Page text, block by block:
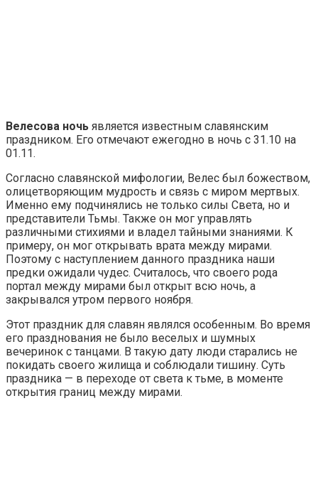
Велесова ночь является известным славянским
праздником. Его отмечают ежегодно в ночь с 31.10 на
01.11.
Согласно славянской мифологии, Велес был божеством,
олицетворяющим мудрость и связь с миром мертвых.
Именно ему подчинялись не только силы Света, но и
представители Тьмы. Также он мог управлять
различными стихиями и владел тайными знаниями. К
примеру, он мог открывать врата между мирами.
Поэтому с наступлением данного праздника наши
предки ожидали чудес. Считалось, что своего рода
портал между мирами был открыт всю ночь, а
закрывался утром первого ноября.
Этот праздник для славян являлся особенным. Во время
его празднования не было веселых и шумных
вечеринок с танцами. В такую дату люди старались не
покидать своего жилища и соблюдали тишину. Суть
праздника — в переходе от света к тьме, в моменте
открытия границ между мирами.